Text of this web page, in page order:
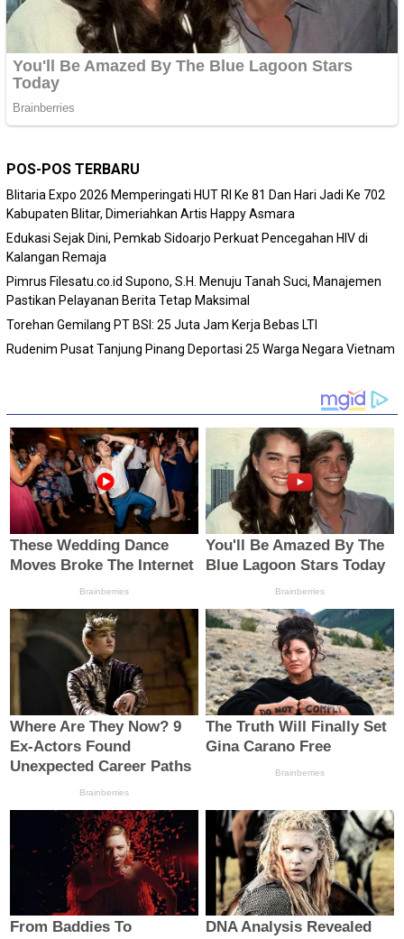
POS-POS TERBARU
Blitaria Expo 2026 Memperingati HUT RI Ke 81 Dan Hari Jadi Ke 702
Kabupaten Blitar, Dimeriahkan Artis Happy Asmara
Edukasi Sejak Dini, Pemkab Sidoarjo Perkuat Pencegahan HIV di
Kalangan Remaja
Pimrus Filesatu.co.id Supono, S.H. Menuju Tanah Suci, Manajemen
Pastikan Pelayanan Berita Tetap Maksimal
Torehan Gemilang PT BSI: 25 Juta Jam Kerja Bebas LTI
Rudenim Pusat Tanjung Pinang Deportasi 25 Warga Negara Vietnam